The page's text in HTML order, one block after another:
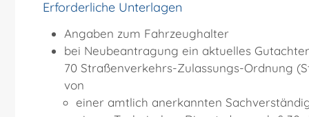
Erforderliche Unterlagen
Angaben zum Fahrzeughalter
bei Neubeantragung ein aktuelles
70 Straßenverkehrs-Zulassungs-Ordnung
von
einer amtlich anerkannten